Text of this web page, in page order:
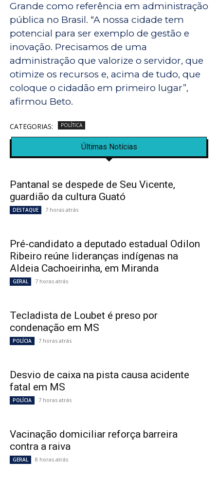
Grande como referência em administração
pública no Brasil. “A nossa cidade tem
potencial para ser exemplo de gestão e
inovação. Precisamos de uma
administração que valorize o servidor, que
otimize os recursos e, acima de tudo, que
coloque o cidadão em primeiro lugar”,
afirmou Beto.
CATEGORIAS: POLÍTICA
Últimas Notícias
Pantanal se despede de Seu Vicente,
guardião da cultura Guató
DESTAQUE 7 horas atrás
Pré-candidato a deputado estadual Odilon
Ribeiro reúne lideranças indígenas na
Aldeia Cachoeirinha, em Miranda
GERAL 7 horas atrás
Tecladista de Loubet é preso por
condenação em MS
POLÍCIA 7 horas atrás
Desvio de caixa na pista causa acidente
fatal em MS
POLÍCIA 7 horas atrás
Vacinação domiciliar reforça barreira
contra a raiva
GERAL 8 horas atrás